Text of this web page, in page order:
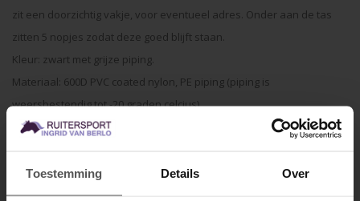
Toestemming Details Over
zit een doorzichtig vakje, voor eventueel adres. Onder aan de tas
zitten 5 nopjes zodat deze goed blijft staan.
Kleur: zwart met grijze piping.
Materiaal: 600D PVC coated nylon, PE piping (piping is
weersbestendig tot -20 graden celcius)
Afmetingen voet: 28*38CM. Hoogte: 65CM.
Specificaties